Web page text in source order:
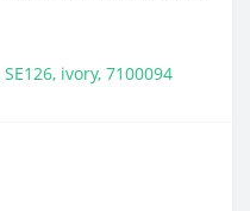
SE126, ivory, 7100094